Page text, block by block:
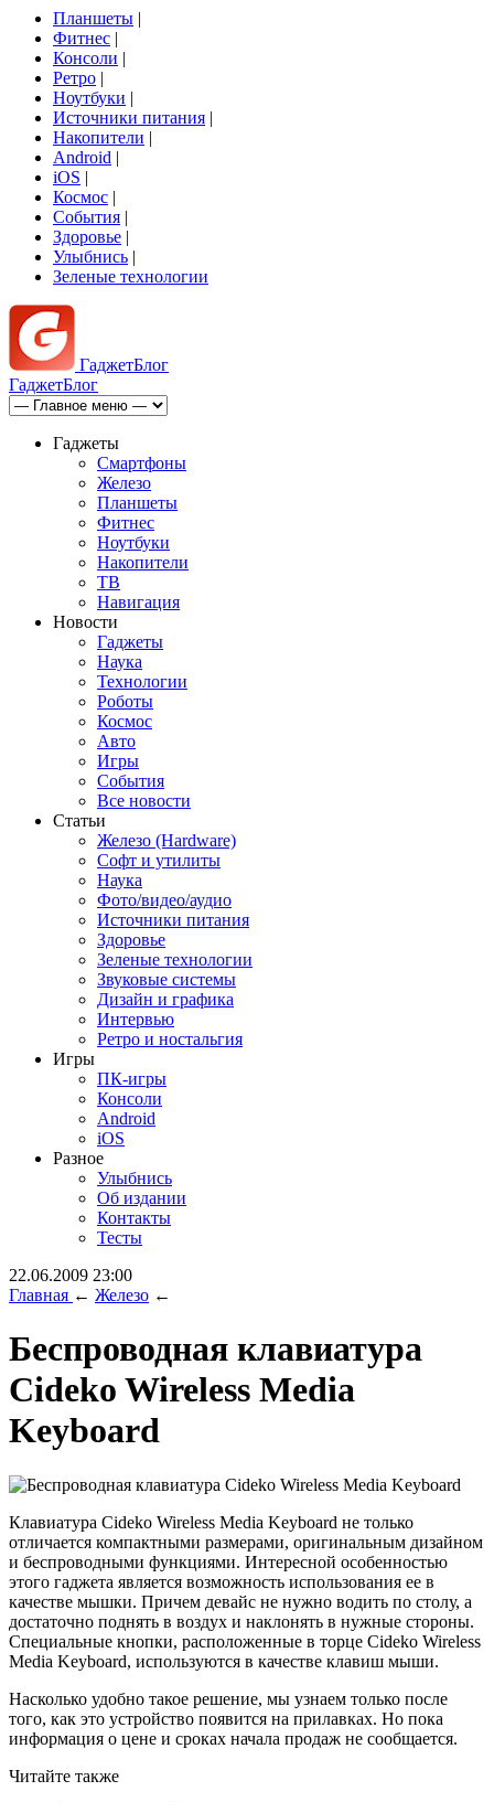
Планшеты |
Фитнес |
Консоли |
Ретро |
Ноутбуки |
Источники питания |
Накопители |
Android |
iOS |
Космос |
События |
Здоровье |
Улыбнись |
Зеленые технологии
ГаджетБлог
ГаджетБлог
Гаджеты
Смартфоны
Железо
Планшеты
Фитнес
Ноутбуки
Накопители
ТВ
Навигация
Новости
Гаджеты
Наука
Технологии
Роботы
Космос
Авто
Игры
События
Все новости
Статьи
Железо (Hardware)
Софт и утилиты
Наука
Фото/видео/аудио
Источники питания
Здоровье
Зеленые технологии
Звуковые системы
Дизайн и графика
Интервью
Ретро и ностальгия
Игры
ПК-игры
Консоли
Android
iOS
Разное
Улыбнись
Об издании
Контакты
Тесты
22.06.2009 23:00
Главная ← Железо ←
Беспроводная клавиатура
Cideko Wireless Media
Keyboard
Клавиатура Cideko Wireless Media Keyboard не только
отличается компактными размерами, оригинальным дизайном
и беспроводными функциями. Интересной особенностью
этого гаджета является возможность использования ее в
качестве мышки. Причем девайс не нужно водить по столу, а
достаточно поднять в воздух и наклонять в нужные стороны.
Специальные кнопки, расположенные в торце Cideko Wireless
Media Keyboard, используются в качестве клавиш мыши.
Насколько удобно такое решение, мы узнаем только после
того, как это устройство появится на прилавках. Но пока
информация о цене и сроках начала продаж не сообщается.
Читайте также